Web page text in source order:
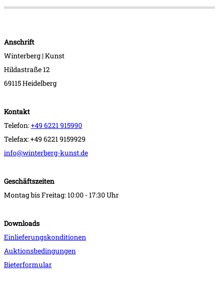
Anschrift
Winterberg | Kunst
Hildastraße 12
69115 Heidelberg
Kontakt
Telefon:+49 6221 915990
Telefax: +49 6221 9159929
info@winterberg-kunst.de
Geschäftszeiten
Montag bis Freitag: 10:00 - 17:30 Uhr
Downloads
Einlieferungskonditionen
Auktionsbedingungen
Bieterformular